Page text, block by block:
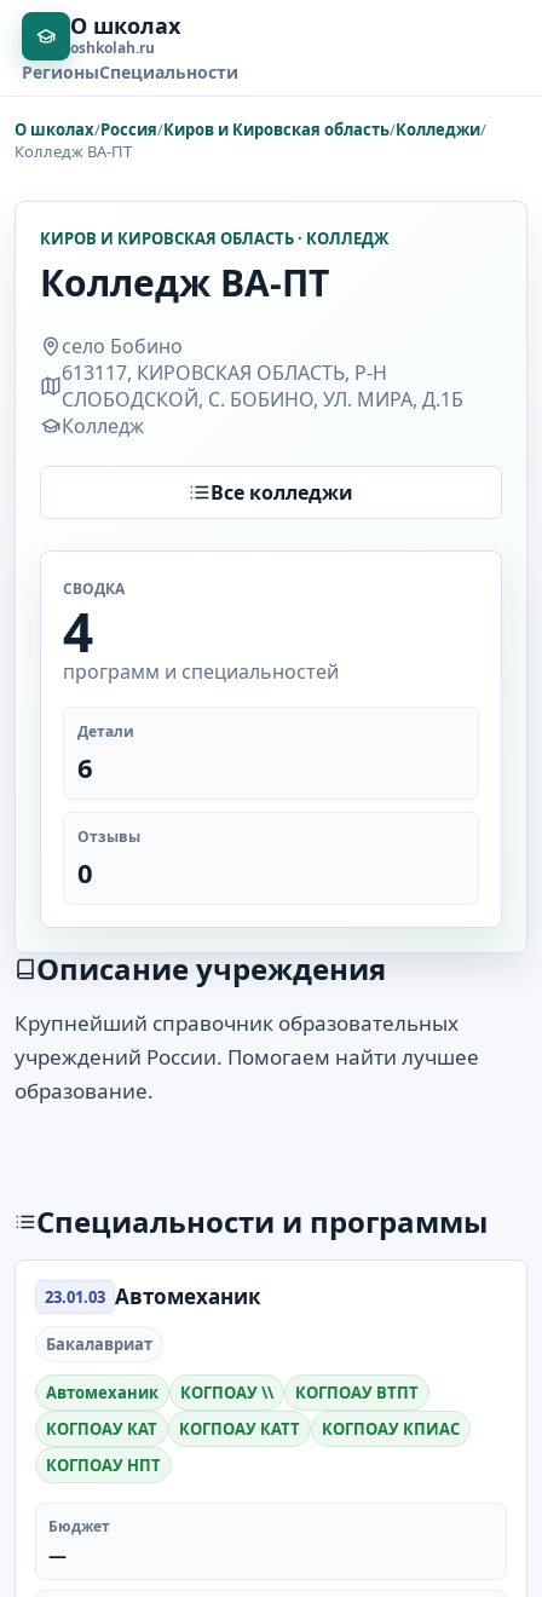
О школах
oshkolah.ru
РегионыСпециальности
О школах/Россия/Киров и Кировская область/Колледжи/
Колледж ВА-ПТ
КИРОВ И КИРОВСКАЯ ОБЛАСТЬ · КОЛЛЕДЖ
Колледж ВА-ПТ
село Бобино
613117, КИРОВСКАЯ ОБЛАСТЬ, Р-Н
СЛОБОДСКОЙ, С. БОБИНО, УЛ. МИРА, Д.1Б
Колледж
Все колледжи
СВОДКА
4
программ и специальностей
Детали
6
Отзывы
0
Описание учреждения
Крупнейший справочник образовательных
учреждений России. Помогаем найти лучшее
образование.
Специальности и программы
23.01.03 Автомеханик
Бакалавриат
Автомеханик КОГПОАУ \\
КОГПОАУ ВТПТ
КОГПОАУ КАТ
КОГПОАУ КАТТ
КОГПОАУ КПИАС
КОГПОАУ НПТ
Бюджет
—